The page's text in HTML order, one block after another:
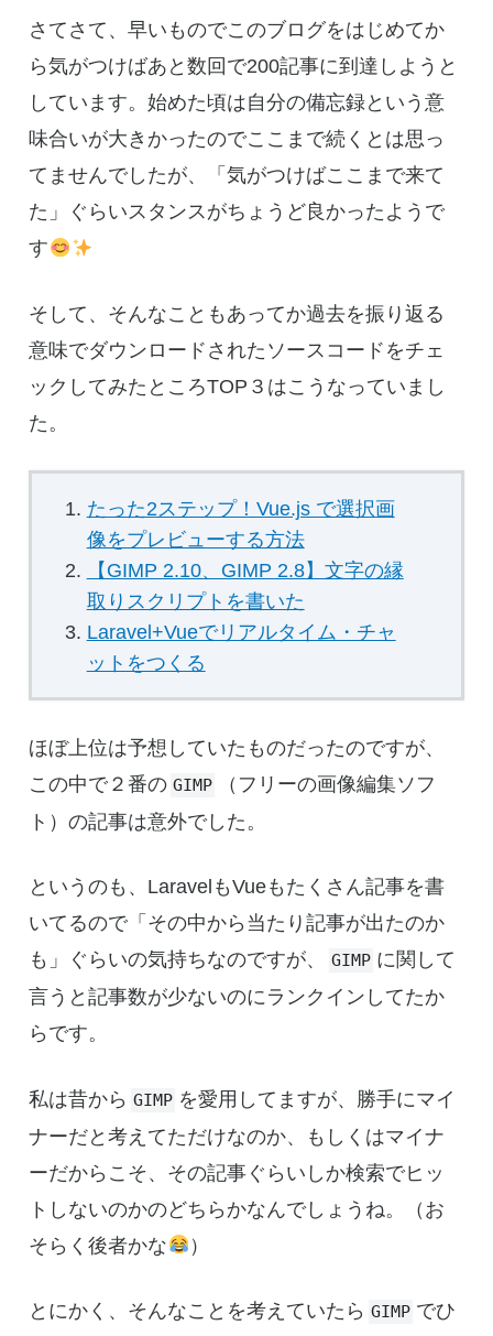
さてさて、早いものでこのブログをはじめてか
ら気がつけばあと数回で200記事に到達しようと
しています。始めた頃は自分の備忘録という意
味合いが大きかったのでここまで続くとは思っ
てませんでしたが、「気がつけばここまで来て
た」ぐらいスタンスがちょうど良かったようで
す
そして、そんなこともあってか過去を振り返る
意味でダウンロードされたソースコードをチェ
ックしてみたところTOP３はこうなっていまし
た。
たった2ステップ！Vue.js で選択画
像をプレビューする方法
【GIMP 2.10、GIMP 2.8】文字の縁
取りスクリプトを書いた
Laravel+Vueでリアルタイム・チャ
ットをつくる
ほぼ上位は予想していたものだったのですが、
この中で２番の GIMP
（フリーの画像編集ソフ
ト）の記事は意外でした。
というのも、LaravelもVueもたくさん記事を書
いてるので「その中から当たり記事が出たのか
も」ぐらいの気持ちなのですが、
GIMP に関して
言うと記事数が少ないのにランクインしてたか
らです。
私は昔から GIMP を愛用してますが、勝手にマイ
ナーだと考えてただけなのか、もしくはマイナ
ーだからこそ、その記事ぐらいしか検索でヒッ
トしないのかのどちらかなんでしょうね。（お
そらく後者かな
）
とにかく、そんなことを考えていたら GIMP でひ